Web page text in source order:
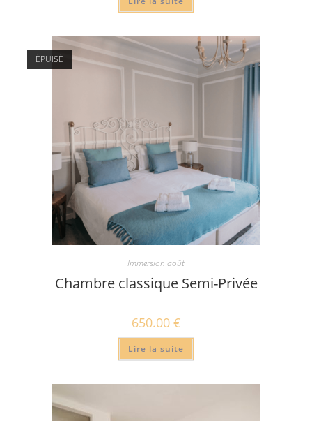
ÉPUISÉ
Immersion août
Chambre classique Semi-Privée
650.00 €
Lire la suite